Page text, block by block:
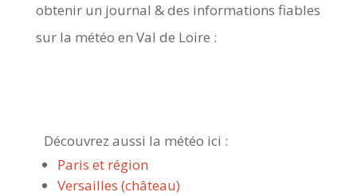
obtenir un journal & des informations fiables
sur la météo en Val de Loire :
Découvrez aussi la météo ici :
Paris et région
Versailles (château)